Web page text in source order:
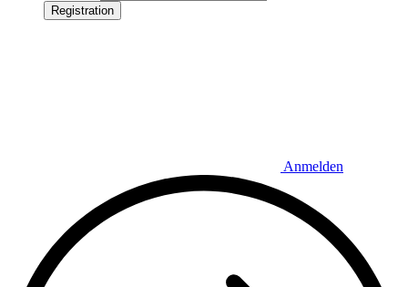
Registration
Anmelden